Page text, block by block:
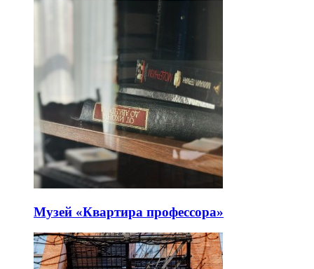
Музей «Квартира профессора»